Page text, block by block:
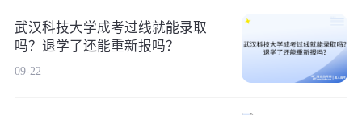
武汉科技大学成考过线就能录取
吗？退学了还能重新报吗？
09-22